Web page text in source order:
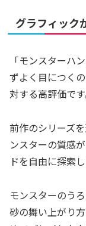
グラフィック
「モンスターハ
ずよく目につく
対する高評価です
前作のシリーズ
ンスターの質感
ドを自由に探索
モンスターのう
砂の舞い上がり